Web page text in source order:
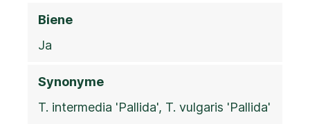
Biene
Ja
Synonyme
T. intermedia 'Pallida', T. vulgaris 'Pallida'